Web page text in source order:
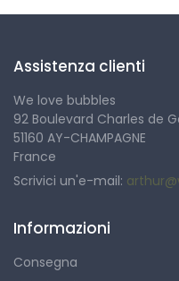
Assistenza clienti
We love bubbles
92 Boulevard Charles de
51160 AY-CHAMPAGNE
France
Scrivici un'e-mail:
Informazioni
Consegna